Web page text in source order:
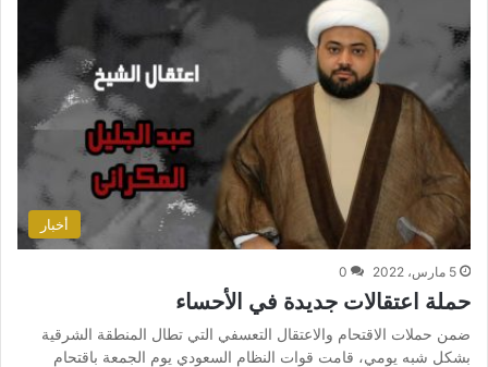
أخبار
5 مارس، 2022 0
حملة اعتقالات جديدة في الأحساء
ضمن حملات الاقتحام والاعتقال التعسفي التي تطال المنطقة الشرقية
بشكل شبه يومي، قامت قوات النظام السعودي يوم الجمعة باقتحام